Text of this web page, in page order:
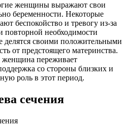
женщины выражают свои
беременности. Некоторые
беспокойство и тревогу из-за
необходимости
делятся своими положительными
от предстоящего материнства.
переживает
со стороны близких и
роль в этот период.
сечения